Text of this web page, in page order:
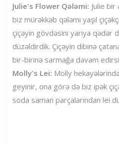
Julie's Flower Qələmi: Julie bir
biz mürəkkəb qələmi yaşıl
çiçəyin gövdəsini yarıya qədər
düzəldirdik. Çiçəyin dibinə
bir-birinə sarmağa davam
Molly's Lei: Molly
geyinir, ona görə də biz ipək
soda saman parçalarından lei